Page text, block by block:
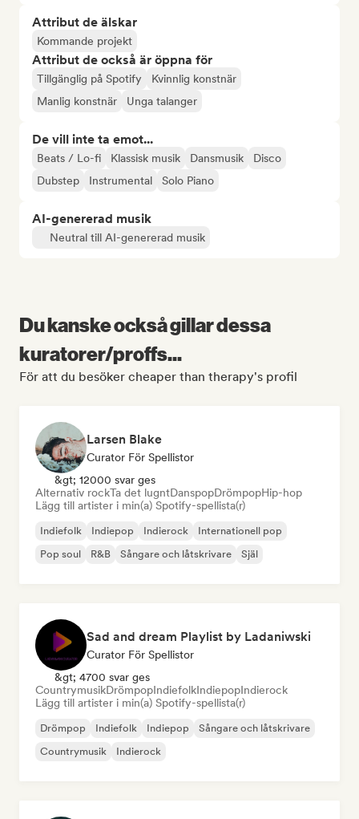
Attribut de älskar
Kommande projekt
Attribut de också är öppna för
Tillgänglig på Spotify
Kvinnlig konstnär
Manlig konstnär
Unga talanger
De vill inte ta emot...
Beats / Lo-fi Klassisk musik Dansmusik
Disco
Dubstep
Instrumental Solo Piano
AI-genererad musik
Neutral till AI-genererad musik
Du kanske också gillar dessa
kuratorer/proffs...
För att du besöker cheaper than therapy's profil
Larsen Blake
Curator För Spellistor
&gt; 12000 svar ges
Alternativ rockTa det lugntDanspopDrömpopHip-hop
Lägg till artister i min(a) Spotify-spellista(r)
Indiefolk Indiepop Indierock
Internationell pop
Pop soul
R&B Sångare och låtskrivare Själ
Sad and dream Playlist by Ladaniwski
Curator För Spellistor
&gt; 4700 svar ges
CountrymusikDrömpopIndiefolkIndiepopIndierock
Lägg till artister i min(a) Spotify-spellista(r)
Drömpop Indiefolk Indiepop
Sångare och låtskrivare
Countrymusik
Indierock